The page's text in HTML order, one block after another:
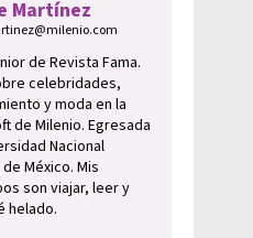
Martínez
de Revista Fama.
celebridades,
y moda en la
de Milenio. Egresada
Nacional
México. Mis
son viajar, leer y
helado.